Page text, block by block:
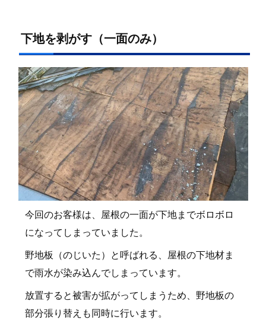
下地を剥がす（一面のみ）
今回のお客様は、屋根の一面が下地までボロボロ
になってしまっていました。
野地板（のじいた）と呼ばれる、屋根の下地材ま
で雨水が染み込んでしまっています。
放置すると被害が拡がってしまうため、野地板の
部分張り替えも同時に行います。